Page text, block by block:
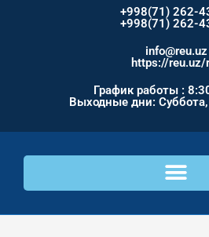
+998(71) 262-
+998(71) 262-
info@reu.uz
https://reu.uz/
График работы :
Выходные дни: